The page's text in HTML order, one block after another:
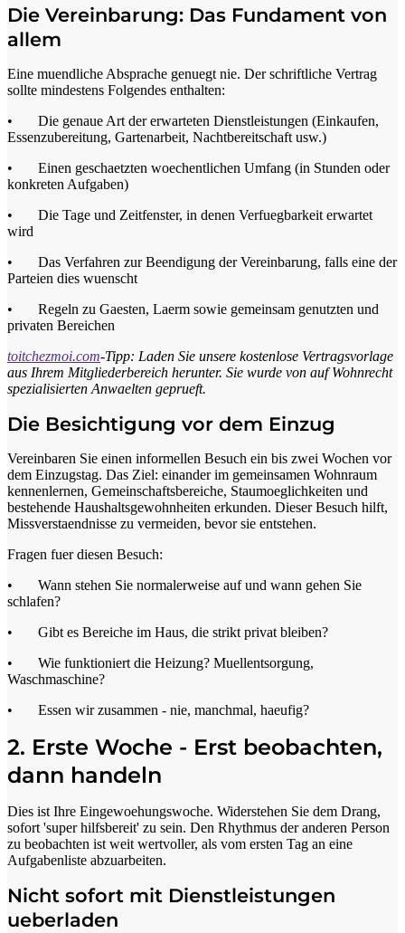
Die Vereinbarung: Das Fundament von
allem
Eine muendliche Absprache genuegt nie. Der schriftliche Vertrag
sollte mindestens Folgendes enthalten:
• Die genaue Art der erwarteten Dienstleistungen (Einkaufen,
Essenzubereitung, Gartenarbeit, Nachtbereitschaft usw.)
• Einen geschaetzten woechentlichen Umfang (in Stunden oder
konkreten Aufgaben)
• Die Tage und Zeitfenster, in denen Verfuegbarkeit erwartet
wird
• Das Verfahren zur Beendigung der Vereinbarung, falls eine der
Parteien dies wuenscht
• Regeln zu Gaesten, Laerm sowie gemeinsam genutzten und
privaten Bereichen
toitchezmoi.com-Tipp: Laden Sie unsere kostenlose Vertragsvorlage
aus Ihrem Mitgliederbereich herunter. Sie wurde von auf Wohnrecht
spezialisierten Anwaelten geprueft.
Die Besichtigung vor dem Einzug
Vereinbaren Sie einen informellen Besuch ein bis zwei Wochen vor
dem Einzugstag. Das Ziel: einander im gemeinsamen Wohnraum
kennenlernen, Gemeinschaftsbereiche, Staumoeglichkeiten und
bestehende Haushaltsgewohnheiten erkunden. Dieser Besuch hilft,
Missverstaendnisse zu vermeiden, bevor sie entstehen.
Fragen fuer diesen Besuch:
• Wann stehen Sie normalerweise auf und wann gehen Sie
schlafen?
• Gibt es Bereiche im Haus, die strikt privat bleiben?
• Wie funktioniert die Heizung? Muellentsorgung,
Waschmaschine?
• Essen wir zusammen - nie, manchmal, haeufig?
2. Erste Woche - Erst beobachten,
dann handeln
Dies ist Ihre Eingewoehungswoche. Widerstehen Sie dem Drang,
sofort 'super hilfsbereit' zu sein. Den Rhythmus der anderen Person
zu beobachten ist weit wertvoller, als vom ersten Tag an eine
Aufgabenliste abzuarbeiten.
Nicht sofort mit Dienstleistungen
ueberladen